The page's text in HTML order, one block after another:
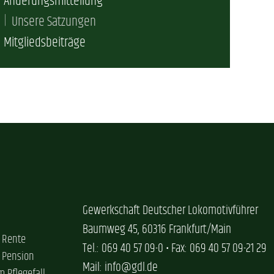
Unsere Satzungen
Mitgliedsbeiträge
Gewerkschaft Deutscher Lokomotivführer
Baumweg 45, 60316 Frankfurt/Main
Tel.: 069 40 57 09-0 • Fax: 069 40 57 09-21 29
Mail: info@gdl.de